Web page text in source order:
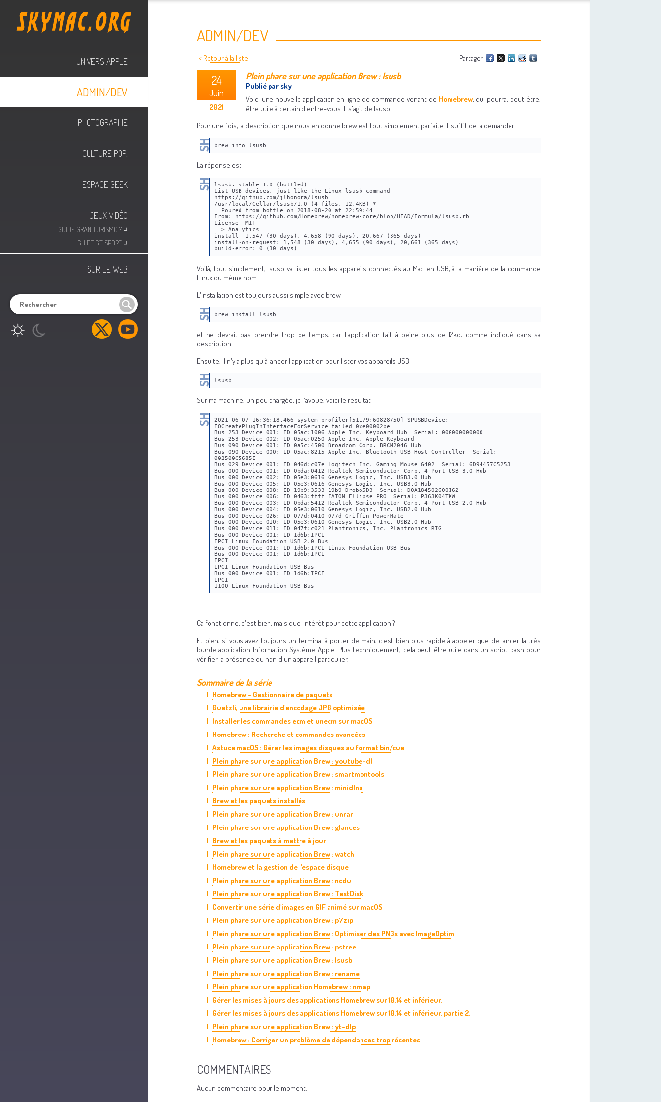
UNIVERS APPLE
ADMIN/DEV
PHOTOGRAPHIE
CULTURE POP.
ESPACE GEEK
JEUX VIDÉO
GUIDE GRAN TURISMO 7 ⌟
GUIDE GT SPORT ⌟
SUR LE WEB
ADMIN/DEV
Partager
< Retour à la liste
24
Juin
2021
Plein phare sur une application Brew : lsusb
Publié par sky
Voici une nouvelle application en ligne de commande venant de Homebrew, qui pourra, peut être,
être utile à certain d'entre-vous. Il s'agit de lsusb.
Pour une fois, la description que nous en donne brew est tout simplement parfaite. Il suffit de la demander
brew info lsusb
La réponse est
lsusb: stable 1.0 (bottled)
List USB devices, just like the Linux lsusb command
https://github.com/jlhonora/lsusb
/usr/local/Cellar/lsusb/1.0 (4 files, 12.4KB) *
Poured from bottle on 2018-08-20 at 22:59:44
From: https://github.com/Homebrew/homebrew-core/blob/HEAD/Formula/lsusb.rb
License: MIT
==> Analytics
install: 1,547 (30 days), 4,658 (90 days), 20,667 (365 days)
install-on-request: 1,548 (30 days), 4,655 (90 days), 20,661 (365 days)
build-error: 0 (30 days)
Voilà, tout simplement, lsusb va lister tous les appareils connectés au Mac en USB, à la manière de la commande
Linux du même nom.
L'installation est toujours aussi simple avec brew
brew install lsusb
et ne devrait pas prendre trop de temps, car l'application fait à peine plus de 12ko, comme indiqué dans sa
description.
Ensuite, il n'y a plus qu'à lancer l'application pour lister vos appareils USB
lsusb
Sur ma machine, un peu chargée, je l'avoue, voici le résultat
2021-06-07 16:36:18.466 system_profiler[51179:60828750] SPUSBDevice:
IOCreatePlugInInterfaceForService failed 0xe00002be
Bus 253 Device 001: ID 05ac:1006 Apple Inc. Keyboard Hub  Serial: 000000000000
Bus 253 Device 002: ID 05ac:0250 Apple Inc. Apple Keyboard
Bus 090 Device 001: ID 0a5c:4500 Broadcom Corp. BRCM2046 Hub
Bus 090 Device 000: ID 05ac:8215 Apple Inc. Bluetooth USB Host Controller  Serial:
002500C5685E
Bus 029 Device 001: ID 046d:c07e Logitech Inc. Gaming Mouse G402  Serial: 6D94457C5253
Bus 000 Device 001: ID 0bda:0412 Realtek Semiconductor Corp. 4-Port USB 3.0 Hub
Bus 000 Device 002: ID 05e3:0616 Genesys Logic, Inc. USB3.0 Hub
Bus 000 Device 005: ID 05e3:0616 Genesys Logic, Inc. USB3.0 Hub
Bus 000 Device 008: ID 19b9:3533 19b9 Drobo5D3  Serial: D0A184502600162
Bus 000 Device 006: ID 0463:ffff EATON Ellipse PRO  Serial: P363K04TKW
Bus 000 Device 003: ID 0bda:5412 Realtek Semiconductor Corp. 4-Port USB 2.0 Hub
Bus 000 Device 004: ID 05e3:0610 Genesys Logic, Inc. USB2.0 Hub
Bus 000 Device 026: ID 077d:0410 077d Griffin PowerMate
Bus 000 Device 010: ID 05e3:0610 Genesys Logic, Inc. USB2.0 Hub
Bus 000 Device 011: ID 047f:c021 Plantronics, Inc. Plantronics RIG
Bus 000 Device 001: ID 1d6b:IPCI
IPCI Linux Foundation USB 2.0 Bus
Bus 000 Device 001: ID 1d6b:IPCI Linux Foundation USB Bus
Bus 000 Device 001: ID 1d6b:IPCI
IPCI
IPCI Linux Foundation USB Bus
Bus 000 Device 001: ID 1d6b:IPCI
IPCI
1100 Linux Foundation USB Bus
Ca fonctionne, c'est bien, mais quel intérêt pour cette application ?
Et bien, si vous avez toujours un terminal à porter de main, c'est bien plus rapide à appeler que de lancer la très
lourde application Information Système Apple. Plus techniquement, cela peut être utile dans un script bash pour
vérifier la présence ou non d'un appareil particulier.
Sommaire de la série
Homebrew - Gestionnaire de paquets
Guetzli, une librairie d'encodage JPG optimisée
Installer les commandes ecm et unecm sur macOS
Homebrew : Recherche et commandes avancées
Astuce macOS : Gérer les images disques au format bin/cue
Plein phare sur une application Brew : youtube-dl
Plein phare sur une application Brew : smartmontools
Plein phare sur une application Brew : minidlna
Brew et les paquets installés
Plein phare sur une application Brew : unrar
Plein phare sur une application Brew : glances
Brew et les paquets à mettre à jour
Plein phare sur une application Brew : watch
Homebrew et la gestion de l'espace disque
Plein phare sur une application Brew : ncdu
Plein phare sur une application Brew : TestDisk
Convertir une série d'images en GIF animé sur macOS
Plein phare sur une application Brew : p7zip
Plein phare sur une application Brew : Optimiser des PNGs avec ImageOptim
Plein phare sur une application Brew : pstree
Plein phare sur une application Brew : lsusb
Plein phare sur une application Brew : rename
Plein phare sur une application Homebrew : nmap
Gérer les mises à jours des applications Homebrew sur 10.14 et inférieur.
Gérer les mises à jours des applications Homebrew sur 10.14 et inférieur, partie 2.
Plein phare sur une application Brew : yt-dlp
Homebrew : Corriger un problème de dépendances trop récentes
COMMENTAIRES
Aucun commentaire pour le moment.